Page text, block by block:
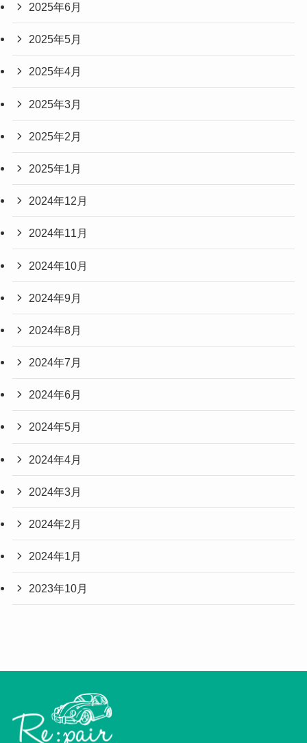
2025年6月
2025年5月
2025年4月
2025年3月
2025年2月
2025年1月
2024年12月
2024年11月
2024年10月
2024年9月
2024年8月
2024年7月
2024年6月
2024年5月
2024年4月
2024年3月
2024年2月
2024年1月
2023年10月